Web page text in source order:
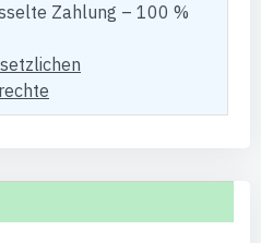
Zahlung – 100 %